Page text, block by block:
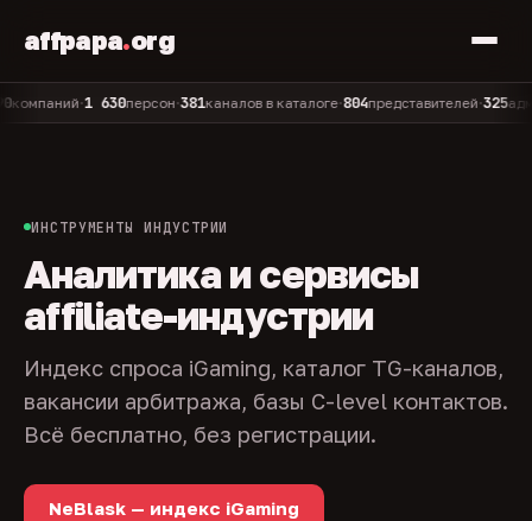
affpapa.org
•1 630персон•381каналов в каталоге•804представителей•325
ИНСТРУМЕНТЫ ИНДУСТРИИ
Аналитика и сервисы
affiliate-индустрии
Индекс спроса iGaming, каталог TG-каналов,
вакансии арбитража, базы C-level контактов.
Всё бесплатно, без регистрации.
NeBlask — индекс iGaming